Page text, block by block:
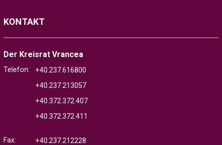
KONTAKT
Der Kreisrat Vrancea
Telefon:
+40.237.616800
+40.237.213057
+40.372.372.407
+40.372.372.411
Fax:
+40.237.212228